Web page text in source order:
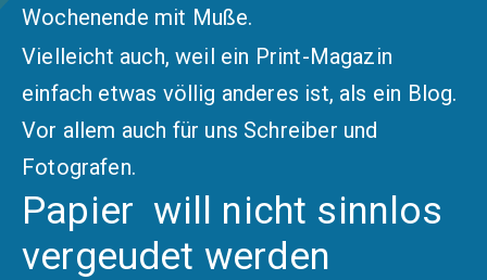
Wochenende mit Muße.
Vielleicht auch, weil ein Print-Magazin
einfach etwas völlig anderes ist, als ein Blog.
Vor allem auch für uns Schreiber und
Fotografen.
Papier will nicht sinnlos
vergeudet werden